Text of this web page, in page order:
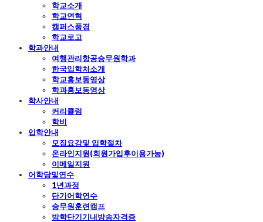
학교소개
학교연혁
캠퍼스풍경
학교로고
학과안내
여행관리항공승무원학과
한국입학처소개
학교홍보동영상
학과홍보동영상
학사안내
커리큘럼
학비
입학안내
모집요강및 입학절차
온라인지원(회원가입후이용가능)
이메일지원
어학당및연수
1년과정
단기어학연수
승무원훈련캠프
방학단기기내방송자격증